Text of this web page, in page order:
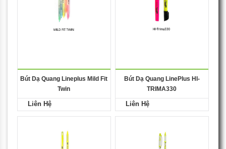
Bút Dạ Quang Lineplus Mild Fit
Twin
Liên Hệ
Bút Dạ Quang LinePlus HI-
TRIMA330
Liên Hệ